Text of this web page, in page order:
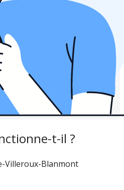
t-il ?
Villeroux-Blanmont